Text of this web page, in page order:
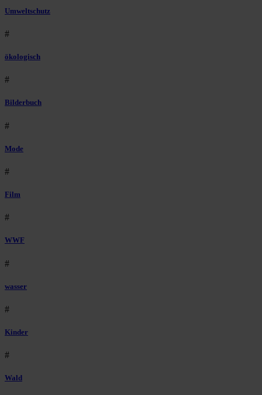
Umweltschutz
#
ökologisch
#
Bilderbuch
#
Mode
#
Film
#
WWF
#
wasser
#
Kinder
#
Wald